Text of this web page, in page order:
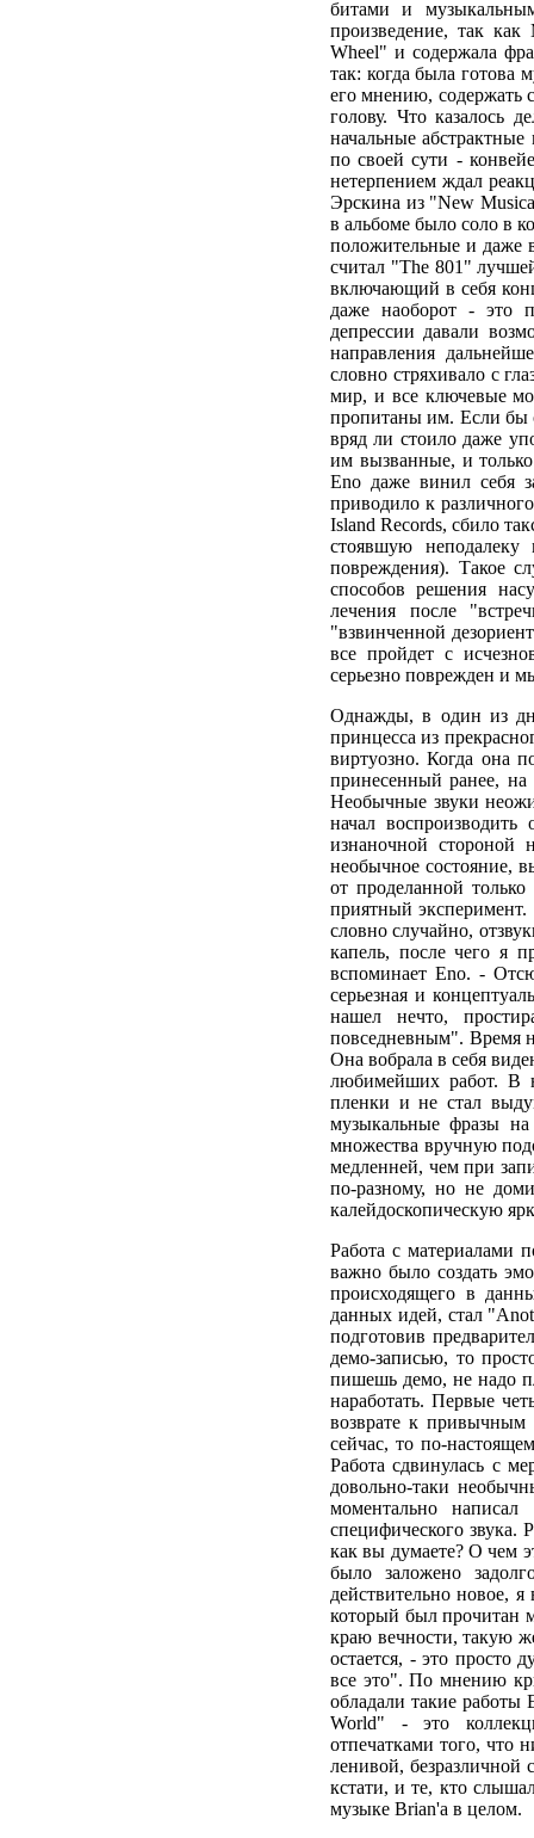
битами и
произведение, так
Wheel" и содержала
так: когда была готова
его мнению, содержать
голову. Что казалось
начальные
по своей сути -
нетерпением ждал
Эрскина из "New
в альбоме было соло в
положительные и даже
считал "The 801"
включающий в себя
даже наоборот - это
депрессии давали
направления
словно стряхивало с
мир, и все ключевые
пропитаны им. Если бы
вряд ли стоило даже
им вызванные, и
Eno даже винил себя
приводило к
Island Records, сбило
стоявшую
повреждения). Такое
способов решения
лечения после
"взвинченной
все пройдет с
серьезно поврежден и
Однажды, в один из
принцесса из
виртуозно. Когда она
принесенный ранее,
Необычные звуки
начал воспроизводить
изнаночной стороной
необычное состояние,
от проделанной
приятный эксперимент.
словно случайно,
капель, после чего я
вспоминает Eno. -
серьезная и
нашел нечто,
повседневным". Время
Она вобрала в себя
любимейших работ. В
пленки и не стал
музыкальные фразы
множества вручную
медленней, чем при
по-разному, но не
калейдоскопическую
Работа с материалами
важно было создать
происходящего в
данных идей, стал
подготовив
демо-записью, то
пишешь демо, не надо
наработать. Первые
возврате к привычным
сейчас, то по-
Работа сдвинулась с
довольно-таки
моментально
специфического звука.
как вы думаете? О чем
было заложено
действительно новое,
который был прочитан
краю вечности, такую
остается, - это просто
все это". По мнению
обладали такие
World" - это
отпечатками того, что
ленивой, безразличной
кстати, и те, кто
музыке Brian'a в целом.